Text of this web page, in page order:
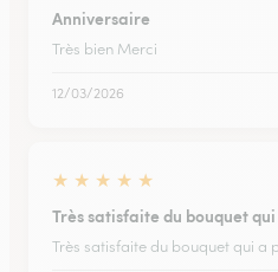
Anniversaire
Très bien Merci
12/03/2026
★ ★ ★ ★ ★
Très satisfaite du bouquet
Très satisfaite du bouquet qui a